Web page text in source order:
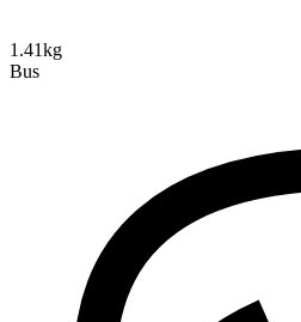
1.41kg
Bus